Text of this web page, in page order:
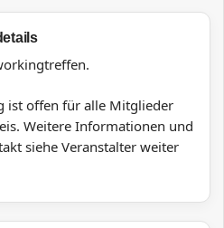
ist offen für alle Mitglieder
Weitere Informationen und
siehe Veranstalter weiter